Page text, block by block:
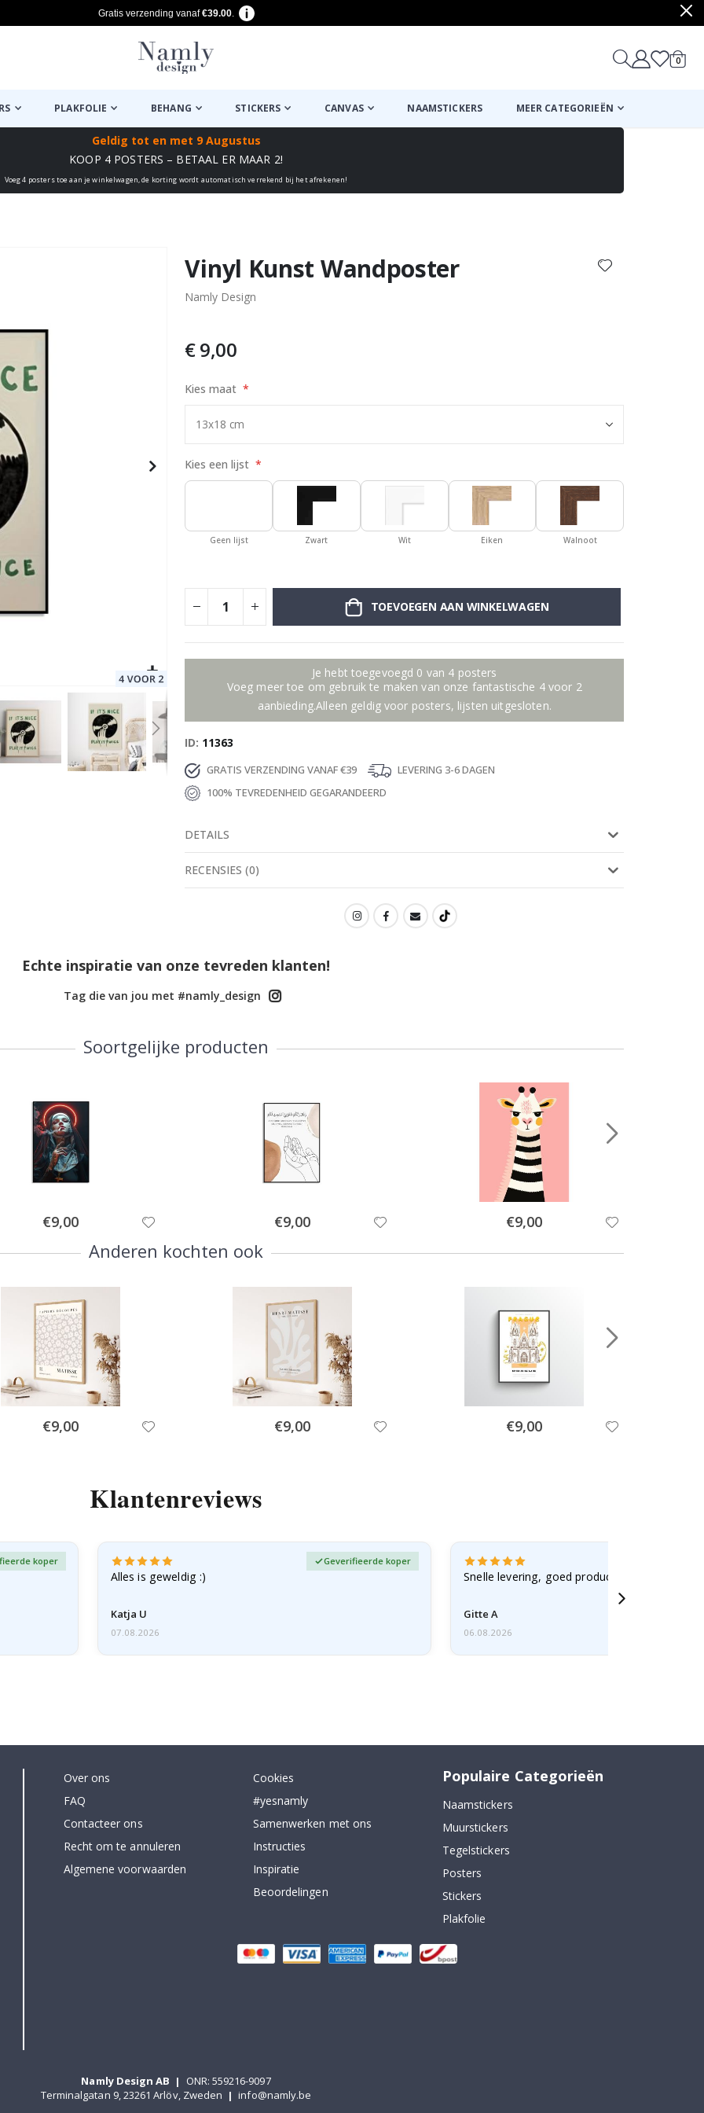
Gratis verzending vanaf€39.00.
0
PLAKFOLIE BEHANG STICKERS CANVAS NAAMSTICKERS MEER CATEGORIEËN
Geldig tot en met 9 Augustus
KOOP 4 POSTERS – BETAAL ER MAAR 2!
Voeg 4 posters toe aan je winkelwagen, de korting wordt automatisch verrekend bij het afrekenen!
Vinyl Kunst Wandposter
Namly Design
€ 9,00
Kies maat
Kies een lijst
Geen lijst Zwart Wit Eiken Walnoot
TOEVOEGEN AAN WINKELWAGEN
Je hebt toegevoegd 0 van 4 posters
Voeg meer toe om gebruik te maken van onze fantastische 4 voor 2
aanbieding.Alleen geldig voor posters, lijsten uitgesloten.
ID 11363
GRATIS VERZENDING VANAF €39
LEVERING 3-6 DAGEN
100% TEVREDENHEID GEGARANDEERD
DETAILS
RECENSIES (0)
Echte inspiratie van onze tevreden klanten!
Tag die van jou met #namly_design
Soortgelijke producten
Special
Price
€9,00 Special
Price
€9,00 Special
Price
€9,00
Anderen kochten ook
Special
Price
€9,00 Special
Price
€9,00 Special
Price
€9,00
Klantenreviews
koper
Alles is geweldig :)
Katja U
Geverifieerde koper
07.08.2026
Snelle levering, goed product
Gitte A
06.08.2026
Over ons
FAQ
Contacteer ons
Recht om te annuleren
Algemene voorwaarden
Cookies
#yesnamly
Samenwerken met ons
Instructies
Inspiratie
Beoordelingen
Populaire Categorieën
Naamstickers
Muurstickers
Tegelstickers
Posters
Stickers
Plakfolie
Namly Design AB |
ONR: 559216-9097
Terminalgatan 9, 23261 Arlöv, Zweden | info@namly.be